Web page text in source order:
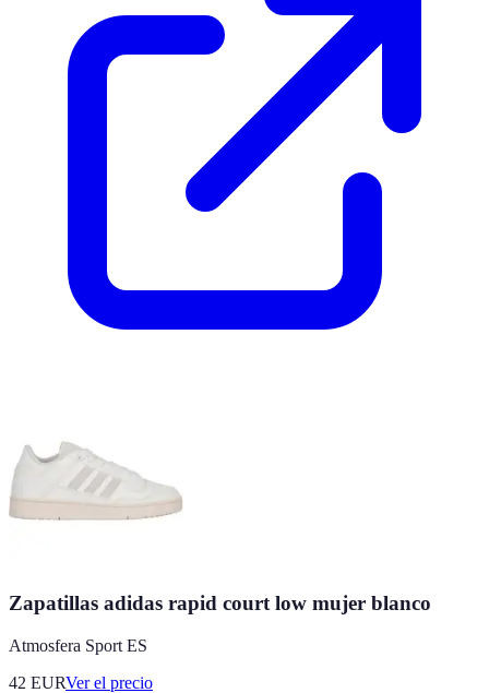
Zapatillas adidas rapid court low mujer blanco
Atmosfera Sport ES
42 EURVer el precio